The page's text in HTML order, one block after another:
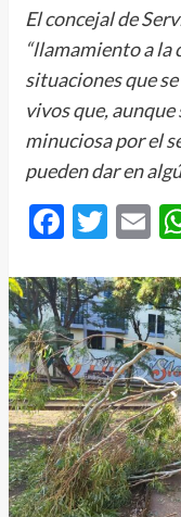
El concejal de
“llamamiento a la
situaciones que
vivos que,
minuciosa por el
pueden dar en